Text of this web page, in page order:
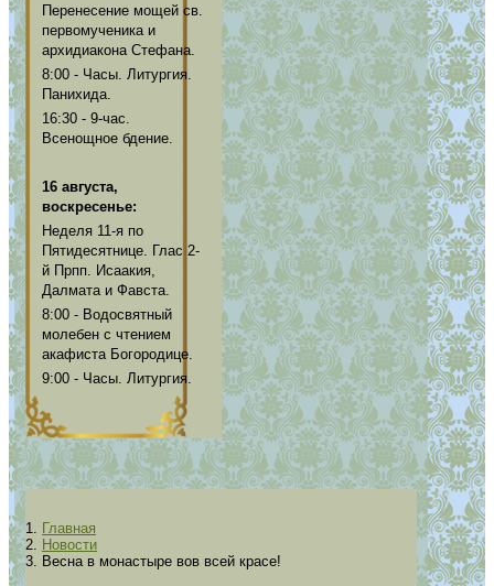
Перенесение мощей св.
первомученика и
архидиакона Стефана.
8:00 - Часы. Литургия.
Панихида.
16:30 - 9-час.
Всенощное бдение.
16 августа,
воскресенье:
Неделя 11-я по
Пятидесятнице. Глас 2-
й Прпп. Исаакия,
Далмата и Фавста.
8:00 - Водосвятный
молебен с чтением
акафиста Богородице.
9:00 - Часы. Литургия.
Главная
Новости
Весна в монастыре вов всей красе!